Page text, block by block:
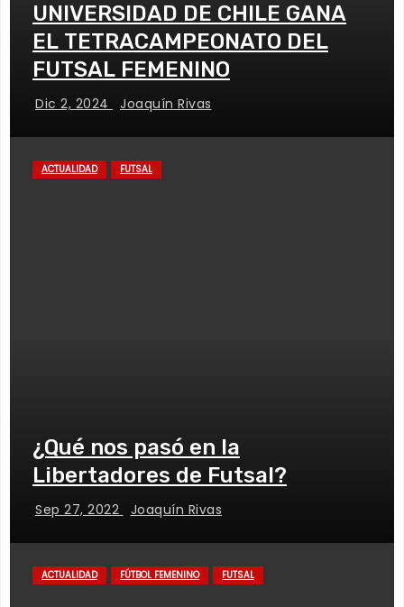
UNIVERSIDAD DE CHILE GANA
EL TETRACAMPEONATO DEL
FUTSAL FEMENINO
Dic 2, 2024 Joaquín Rivas
ACTUALIDAD FUTSAL
¿Qué nos pasó en la
Libertadores de Futsal?
Sep 27, 2022 Joaquín Rivas
ACTUALIDAD FÚTBOL FEMENINO FUTSAL